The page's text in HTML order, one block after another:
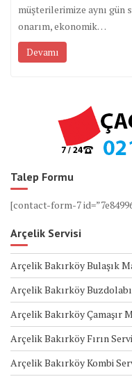
müşterilerimize aynı gün
onarım, ekonomik…
Devamı
Talep Formu
[contact-form-7
Arçelik Servisi
Arçelik Bakırköy Bulaşık
Arçelik Bakırköy
Arçelik Bakırköy Çamaşır
Arçelik Bakırköy Fırın
Arçelik Bakırköy Kombi